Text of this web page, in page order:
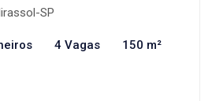
SP
4 Vagas 150 m²